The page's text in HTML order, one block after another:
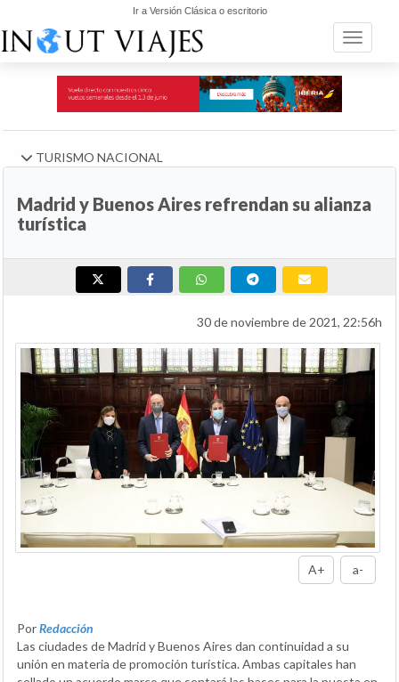
Ir a Versión Clásica o escritorio
Toggle
TURISMO NACIONAL
Madrid y Buenos Aires refrendan su alianza
turística
30 de noviembre de 2021, 22:56h
A+ a-
PorRedacción
Las ciudades de Madrid y Buenos Aires dan continuidad a su
unión en materia de promoción turística. Ambas capitales han